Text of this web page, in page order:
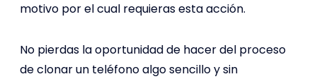
motivo por el cual requieras esta acción.
No pierdas la oportunidad de hacer del proceso
de clonar un teléfono algo sencillo y sin